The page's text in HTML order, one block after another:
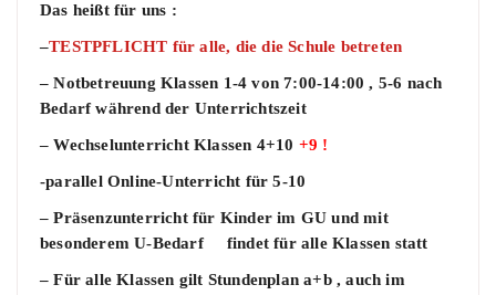
Das heißt für uns :
–TESTPFLICHT für alle, die die Schule betreten
– Notbetreuung Klassen 1-4 von 7:00-14:00 , 5-6 nach
Bedarf während der Unterrichtszeit
– Wechselunterricht Klassen 4+10 +9 !
-parallel Online-Unterricht für 5-10
– Präsenzunterricht für Kinder im GU und mit
besonderem U-Bedarf findet für alle Klassen statt
– Für alle Klassen gilt Stundenplan a+b , auch im